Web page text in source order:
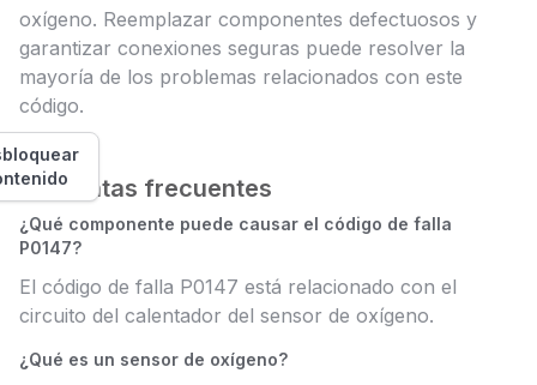
oxígeno. Reemplazar componentes defectuosos y
garantizar conexiones seguras puede resolver la
mayoría de los problemas relacionados con este
código.
Preguntas frecuentes
¿Qué componente puede causar el código de falla
P0147?
El código de falla P0147 está relacionado con el
circuito del calentador del sensor de oxígeno.
¿Qué es un sensor de oxígeno?